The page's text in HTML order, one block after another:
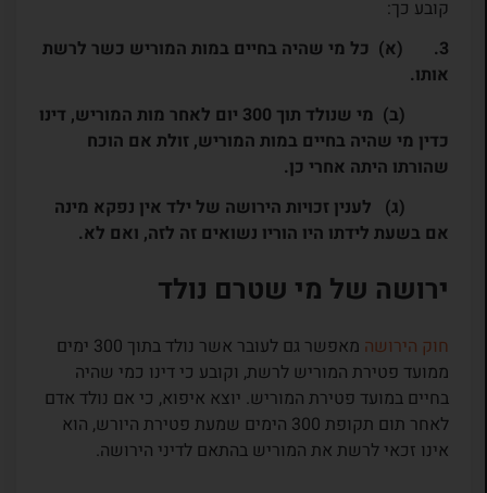
קובע כך:
3.
(א) כל מי שהיה בחיים במות המוריש כשר לרשת
אותו.
(ב) מי שנולד תוך 300 יום לאחר מות המוריש, דינו
כדין מי שהיה בחיים במות המוריש, זולת אם הוכח
שהורתו היתה אחרי כן.
(ג) לענין זכויות הירושה של ילד אין נפקא מינה
אם בשעת לידתו היו הוריו נשואים זה לזה, ואם לא.
ירושה של מי שטרם נולד
חוק הירושה
מאפשר גם לעובר אשר נולד בתוך 300 ימים
ממועד פטירת המוריש לרשת, וקובע כי דינו כמי שהיה
בחיים במועד פטירת המוריש. יוצא איפוא, כי אם נולד אדם
לאחר תום תקופת 300 הימים שמעת פטירת היורש, הוא
אינו זכאי לרשת את המוריש בהתאם לדיני הירושה.